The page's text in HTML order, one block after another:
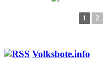
1 2
Volksbote.info